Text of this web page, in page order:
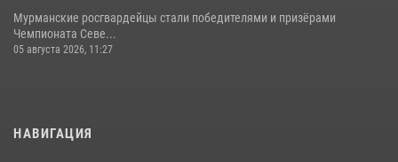
Мурманские росгвардейцы стали победителями и призёрами
Чемпионата Севе...
05 августа 2026, 11:27
НАВИГАЦИЯ